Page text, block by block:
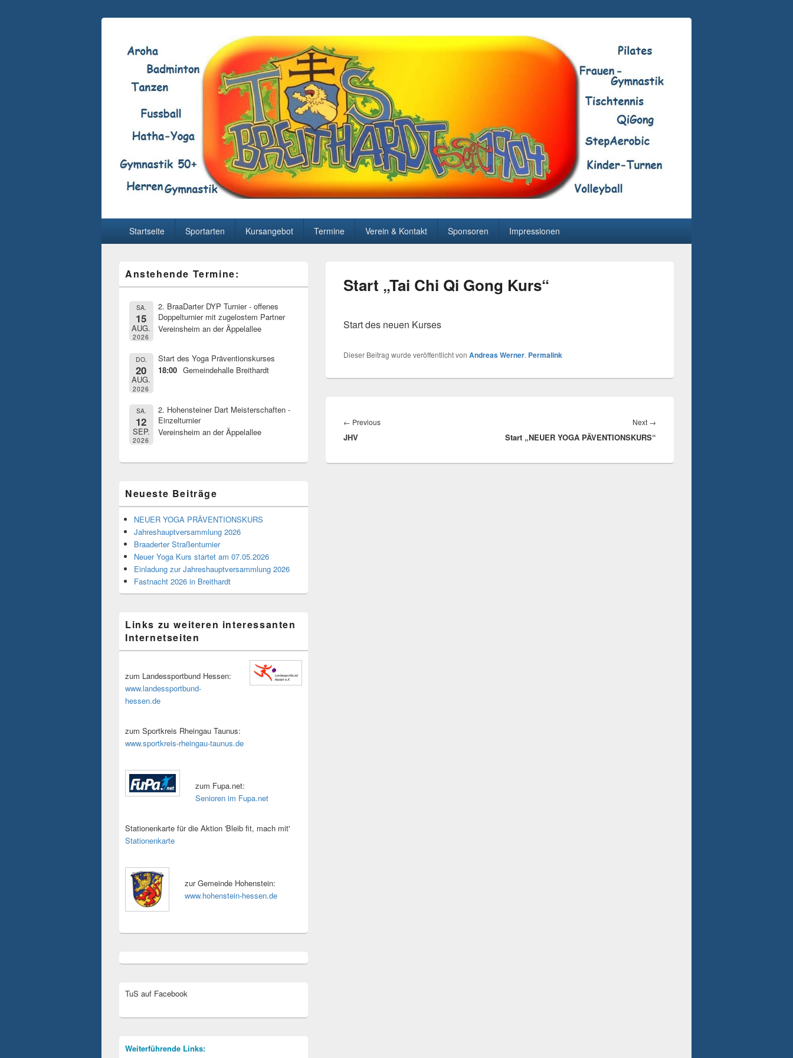
Startseite Sportarten Kursangebot Termine Verein & Kontakt Sponsoren Impressionen
Start „Tai Chi Qi Gong Kurs“
Start des neuen Kurses
Dieser Beitrag wurde veröffentlicht von Andreas Werner. Permalink
← PreviousPrevious
JHV
Next →
Start „NEUER YOGA PÄVENTIONSKURS“
Seitenleisten
Widget-
Anstehende Termine:
SA.
15
AUG.
2026
2. BraaDarter DYP Turnier - offenes
Doppelturnier mit zugelostem Partner
Vereinsheim an der Äppelallee
DO.
20
AUG.
2026
Start des Yoga Präventionskurses
18:00 Gemeindehalle Breithardt
SA.
12
SEP.
2026
2. Hohensteiner Dart Meisterschaften -
Einzelturnier
Vereinsheim an der Äppelallee
Neueste Beiträge
NEUER YOGA PRÄVENTIONSKURS
Jahreshauptversammlung 2026
Braaderter Straßenturnier
Neuer Yoga Kurs startet am 07.05.2026
Einladung zur Jahreshauptversammlung 2026
Fastnacht 2026 in Breithardt
Links zu weiteren interessanten
Internetseiten
zum Landessportbund Hessen:
www.landessportbund-
hessen.de
zum Sportkreis Rheingau Taunus:
www.sportkreis-rheingau-taunus.de
zum Fupa.net:
Senioren im Fupa.net
Stationenkarte für die Aktion 'Bleib fit, mach mit'
Stationenkarte
zur Gemeinde Hohenstein:
www.hohenstein-hessen.de
TuS auf Facebook
Weiterführende Links: